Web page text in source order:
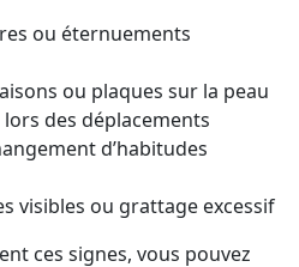
ou éternuements
ou plaques sur la peau
des déplacements
d’habitudes
visibles ou grattage excessif
ces signes, vous pouvez